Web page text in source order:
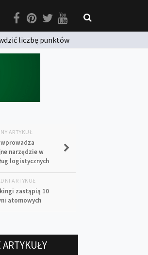
liczbę punktów
ARTYKUŁ
wprowadza
narzędzie w
logistycznych
ARTYKUŁ
zastąpią 10
atomowych